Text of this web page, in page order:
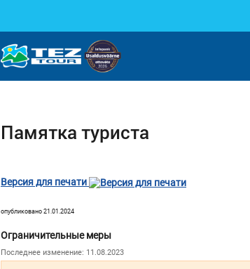
Памятка туриста
Версия для печати
опубликовано 21.01.2024
Ограничительные меры
Последнее изменение: 11.08.2023